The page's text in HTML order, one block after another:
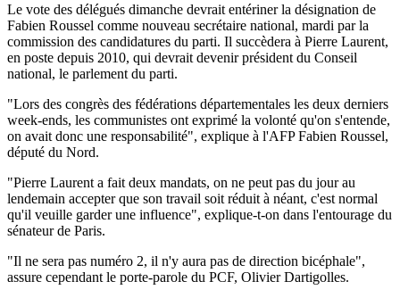
Le vote des délégués dimanche devrait entériner la désignation de
Fabien Roussel comme nouveau secrétaire national, mardi par la
commission des candidatures du parti. Il succèdera à Pierre Laurent,
en poste depuis 2010, qui devrait devenir président du Conseil
national, le parlement du parti.
"Lors des congrès des fédérations départementales les deux derniers
week-ends, les communistes ont exprimé la volonté qu'on s'entende,
on avait donc une responsabilité", explique à l'AFP Fabien Roussel,
député du Nord.
"Pierre Laurent a fait deux mandats, on ne peut pas du jour au
lendemain accepter que son travail soit réduit à néant, c'est normal
qu'il veuille garder une influence", explique-t-on dans l'entourage du
sénateur de Paris.
"Il ne sera pas numéro 2, il n'y aura pas de direction bicéphale",
assure cependant le porte-parole du PCF, Olivier Dartigolles.